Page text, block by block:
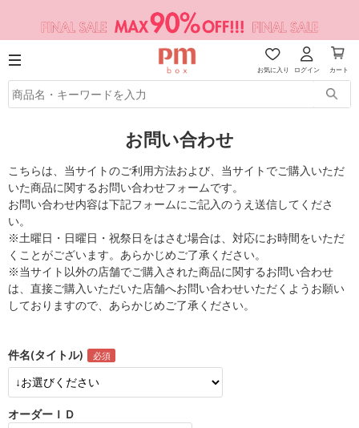
お気に入り ログイン カート
お問い合わせ
こちらは、当サイトのご利用方法および、当サイトでご購入いただ
いた商品に関するお問い合わせフォームです。
お問い合わせ内容は下記フォームにご記入のうえ送信してくださ
い。
※土曜日・日曜日・祝祭日をはさむ場合は、対応にお時間をいただ
くことがございます。あらかじめご了承ください。
※当サイト以外の店舗でご購入された商品に関するお問い合わせ
は、直接ご購入いただいた店舗へお問い合わせいただくようお願い
しておりますので、あらかじめご了承ください。
件名(タイトル)
オーダーＩＤ